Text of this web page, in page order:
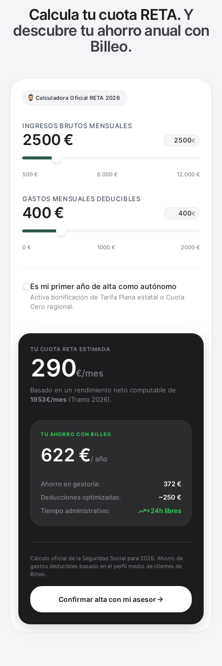
Calcula tu cuota RETA.Y
descubre tu ahorro anual con
Billeo.
Calculadora Oficial RETA 2026
INGRESOS BRUTOS MENSUALES
2500€ Ingresos
€
500 € 6.000 € 12.000 €
GASTOS MENSUALES DEDUCIBLES
400€ Gastos
€
0 € 1000€ 2000 €
Es mi primer año de alta como autónomo
Activa bonificación de Tarifa Plana estatal o Cuota
Cero regional.
TU CUOTA RETA ESTIMADA
290€/mes
Basado en un rendimiento neto computable de
1953€/mes (Tramo 2026).
TU AHORRO CON BILLEO
622 €/ año
Ahorro en gestoría: 372€
Deducciones optimizadas:
~250 €
Tiempo administrativo:
+24h libres
Cálculo oficial de la Seguridad Social para 2026. Ahorro de
gastos deducibles basado en el perfil medio de clientes de
Billeo.
Confirmar alta con mi asesor